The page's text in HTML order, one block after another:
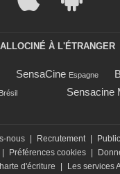
ALLOCINÉ À L'ÉTRANGER
SensaCine Espagne
Brésil Sensacine
nous Recrutement
Préférences cookies
d'écriture Les services